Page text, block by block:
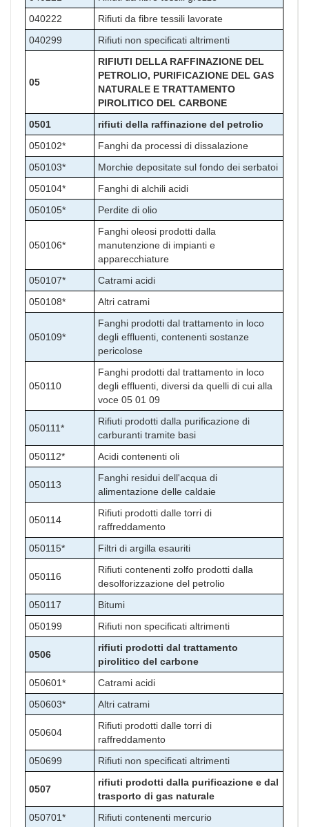
040222
Rifiuti da fibre tessili lavorate
040299
Rifiuti non specificati altrimenti
05
RIFIUTI DELLA RAFFINAZIONE DEL
PETROLIO, PURIFICAZIONE DEL GAS
NATURALE E TRATTAMENTO
PIROLITICO DEL CARBONE
0501
rifiuti della raffinazione del petrolio
050102*
Fanghi da processi di dissalazione
050103*
Morchie depositate sul fondo dei serbatoi
050104*
Fanghi di alchili acidi
050105*
Perdite di olio
050106*
Fanghi oleosi prodotti dalla
manutenzione di impianti e
apparecchiature
050107*
Catrami acidi
050108*
Altri catrami
050109*
Fanghi prodotti dal trattamento in loco
degli effluenti, contenenti sostanze
pericolose
050110
Fanghi prodotti dal trattamento in loco
degli effluenti, diversi da quelli di cui alla
voce 05 01 09
050111*
Rifiuti prodotti dalla purificazione di
carburanti tramite basi
050112*
Acidi contenenti oli
050113
Fanghi residui dell'acqua di
alimentazione delle caldaie
050114
Rifiuti prodotti dalle torri di
raffreddamento
050115*
Filtri di argilla esauriti
050116
Rifiuti contenenti zolfo prodotti dalla
desolforizzazione del petrolio
050117
Bitumi
050199
Rifiuti non specificati altrimenti
0506
rifiuti prodotti dal trattamento
pirolitico del carbone
050601*
Catrami acidi
050603*
Altri catrami
050604
Rifiuti prodotti dalle torri di
raffreddamento
050699
Rifiuti non specificati altrimenti
0507
rifiuti prodotti dalla purificazione e dal
trasporto di gas naturale
050701*
Rifiuti contenenti mercurio